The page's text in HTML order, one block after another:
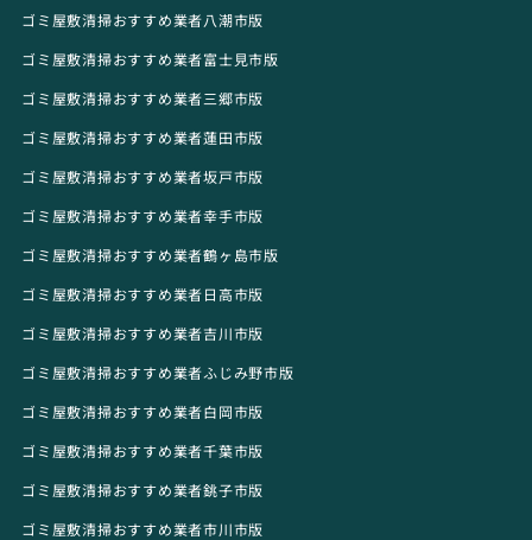
ゴミ屋敷清掃おすすめ業者八潮市版
ゴミ屋敷清掃おすすめ業者富士見市版
ゴミ屋敷清掃おすすめ業者三郷市版
ゴミ屋敷清掃おすすめ業者蓮田市版
ゴミ屋敷清掃おすすめ業者坂戸市版
ゴミ屋敷清掃おすすめ業者幸手市版
ゴミ屋敷清掃おすすめ業者鶴ヶ島市版
ゴミ屋敷清掃おすすめ業者日高市版
ゴミ屋敷清掃おすすめ業者吉川市版
ゴミ屋敷清掃おすすめ業者ふじみ野市版
ゴミ屋敷清掃おすすめ業者白岡市版
ゴミ屋敷清掃おすすめ業者千葉市版
ゴミ屋敷清掃おすすめ業者銚子市版
ゴミ屋敷清掃おすすめ業者市川市版